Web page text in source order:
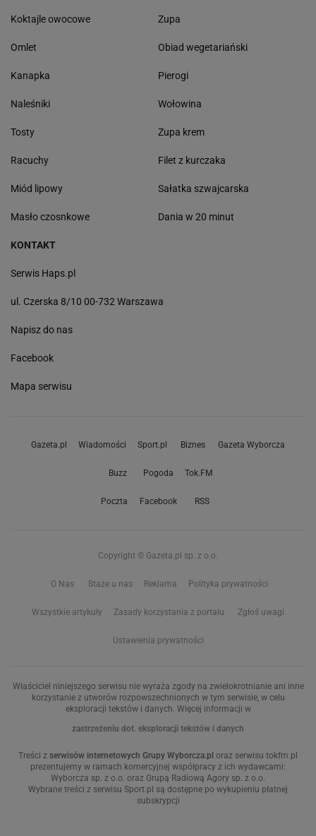
Koktajle owocowe
Omlet
Kanapka
Naleśniki
Tosty
Racuchy
Miód lipowy
Masło czosnkowe
Zupa
Obiad wegetariański
Pierogi
Wołowina
Zupa krem
Filet z kurczaka
Sałatka szwajcarska
Dania w 20 minut
KONTAKT
Serwis Haps.pl
ul. Czerska 8/10 00-732 Warszawa
Napisz do nas
Facebook
Mapa serwisu
Gazeta.pl Wiadomości Sport.pl Biznes Gazeta Wyborcza
Buzz Pogoda Tok.FM
Poczta Facebook RSS
Copyright © Gazeta.pl sp. z o.o.
O Nas Staże u nas Reklama Polityka prywatności
Wszystkie artykuły Zasady korzystania z portalu Zgłoś uwagi
Ustawienia prywatności
Właściciel niniejszego serwisu nie wyraża zgody na zwielokrotnianie ani inne
korzystanie z utworów rozpowszechnionych w tym serwisie, w celu
eksploracji tekstów i danych. Więcej informacji w
zastrzeżeniu dot. eksploracji tekstów i danych
Treści z serwisów internetowych Grupy Wyborcza.pl oraz serwisu tokfm.pl
prezentujemy w ramach komercyjnej współpracy z ich wydawcami:
Wyborcza sp. z o.o. oraz Grupą Radiową Agory sp. z o.o.
Wybrane treści z serwisu Sport.pl są dostępne po wykupieniu płatnej
subskrypcji